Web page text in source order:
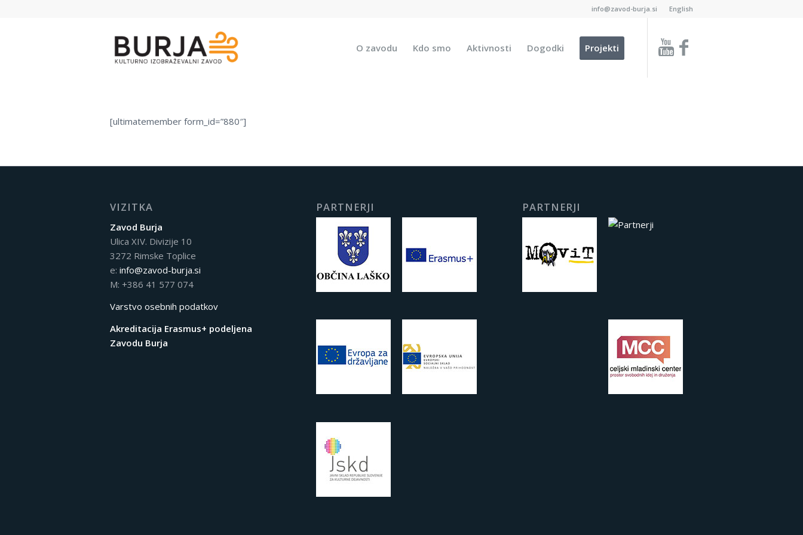
English
info@zavod-burja.si
O zavodu Kdo smo Aktivnosti Dogodki Projekti
[ultimatemember form_id=”880″]
VIZITKA
Zavod Burja
Ulica XIV. Divizije 10
3272 Rimske Toplice
e:info@zavod-burja.si
M: +386 41 577 074
Varstvo osebnih podatkov
Akreditacija Erasmus+ podeljena
Zavodu Burja
PARTNERJI PARTNERJI